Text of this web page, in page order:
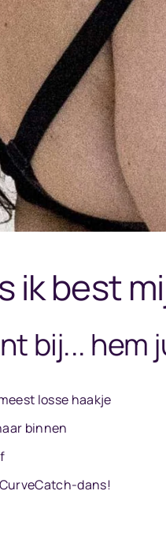
ik best
bij... hem
losse haakje
binnen
dans!